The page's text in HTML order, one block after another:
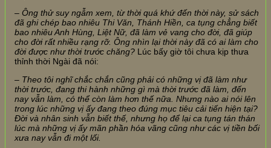
– Ông thử suy ngẫm xem, từ thời quá khứ đến thời này, sử sách
đã ghi chép bao nhiêu Thi Văn, Thánh Hiền, ca tụng chẳng biết
bao nhiêu Anh Hùng, Liệt Nữ, đã làm vẻ vang cho đời, đã giúp
cho đời rất nhiều rạng rỡ. Ông nhìn lại thời này đã có ai làm cho
đời được như thời trước chăng? Lúc bấy giờ tôi chưa kịp thưa
thỉnh thời Ngài đã nói:
– Theo tôi nghĩ chắc chắn cũng phải có những vị đã làm như
thời trước, đang thi hành những gì mà thời trước đã làm, đến
nay vẫn làm, có thể còn làm hơn thế nữa. Nhưng nào ai nói lên
trong lúc những vị ấy đang theo đúng mục tiêu cải tiến hiện tại?
Đời và nhân sinh vẫn biết thế, nhưng họ để lại ca tụng tán thán
lúc mà những vị ấy mãn phần hóa vãng cũng như các vị tiền bối
xưa nay vẫn đi một lối.